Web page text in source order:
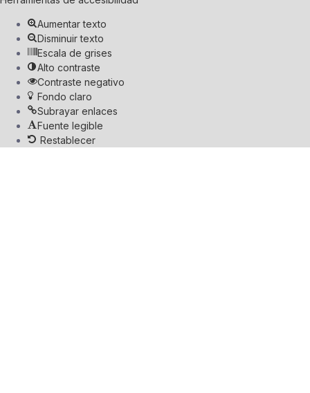
Aumentar texto
Disminuir texto
Escala de grises
Alto contraste
Contraste negativo
Fondo claro
Subrayar enlaces
Fuente legible
Restablecer